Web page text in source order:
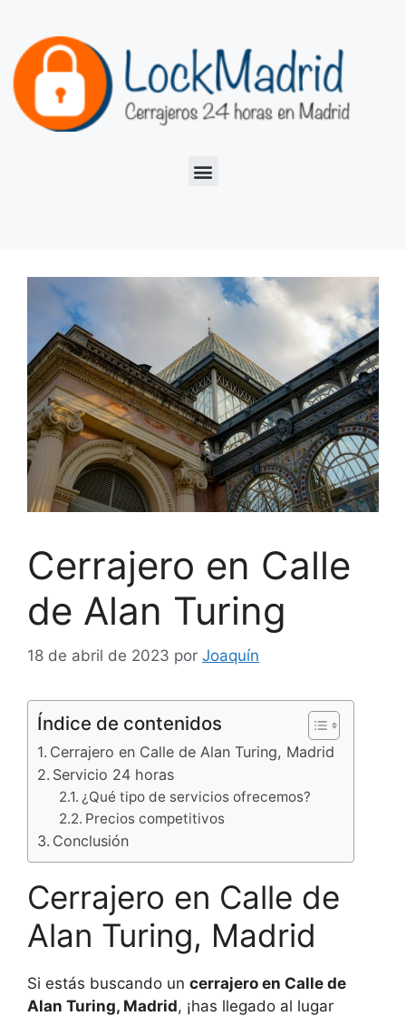
Cerrajero en Calle
de Alan Turing
18 de abril de 2023 por Joaquín
Índice de contenidos
Cerrajero en Calle de Alan Turing, Madrid
Servicio 24 horas
¿Qué tipo de servicios ofrecemos?
Precios competitivos
Conclusión
Cerrajero en Calle de
Alan Turing, Madrid
Si estás buscando un cerrajero en Calle de
Alan Turing, Madrid, ¡has llegado al lugar